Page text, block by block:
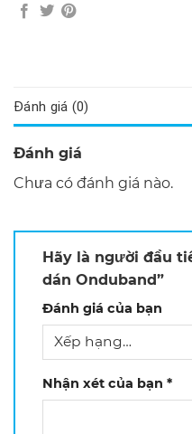
Đánh giá (0)
Đánh giá
Chưa có đánh giá nào.
Hãy là người đầu
dán Onduband”
Đánh giá của bạn
Nhận xét của bạn *